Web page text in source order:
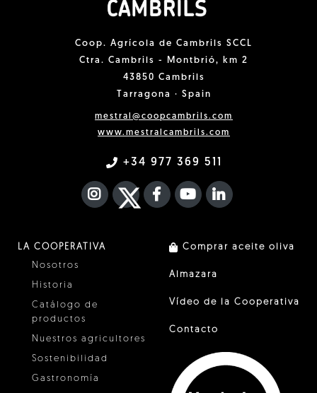
Coop. Agrícola de Cambrils SCCL
Ctra. Cambrils - Montbrió, km 2
43850 Cambrils
Tarragona · Spain
mestral@coopcambrils.com
www.mestralcambrils.com
+34 977 369 511
INSTAGRAM
TWITTER
FACEBOOK F
YOUTUBEFA LINKEDIN
LA COOPERATIVA
Nosotros
Historia
Catálogo de
productos
Nuestros agricultores
Sostenibilidad
Gastronomía
Comprar aceite oliva
Almazara
Vídeo de la Cooperativa
Contacto